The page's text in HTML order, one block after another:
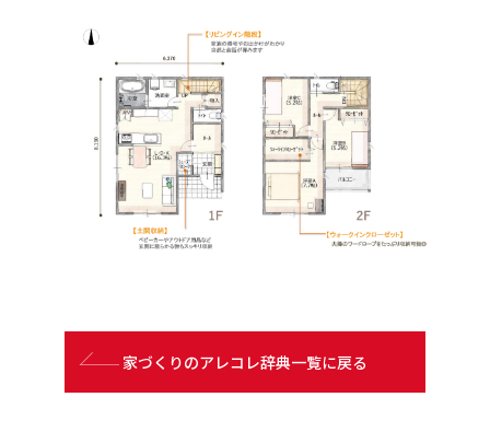
家づくりのアレコレ辞典一覧に戻る